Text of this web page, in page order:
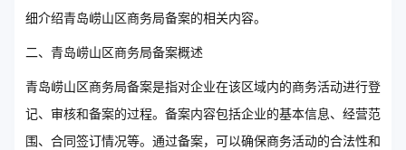
细介绍青岛崂山区商务局备案的相关内容。
二、青岛崂山区商务局备案概述
青岛崂山区商务局备案是指对企业在该区域内的商务活动进行登
记、审核和备案的过程。备案内容包括企业的基本信息、经营范
围、合同签订情况等。通过备案，可以确保商务活动的合法性和